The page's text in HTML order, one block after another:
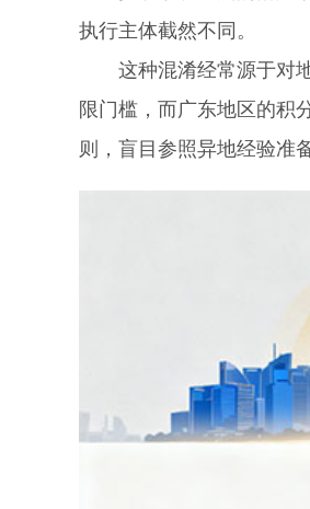
执行主体截然不同。
这种混淆经常源于对地
限门槛，而广东地区的积
则，盲目参照异地经验准